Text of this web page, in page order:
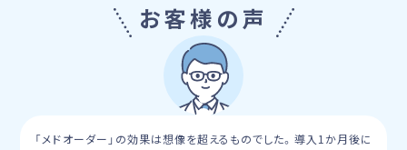
お客様の声
「メドオーダー」の効果は想像を超えるものでした。導入1か月後に